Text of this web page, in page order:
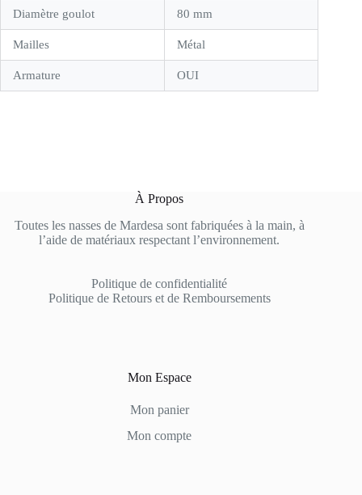
Diamètre goulot 80 mm
Mailles Métal
Armature OUI
À Propos
Toutes les nasses de Mardesa sont fabriquées à la main, à
l’aide de matériaux respectant l’environnement.
Politique de confidentialité
Politique de Retours et de Remboursements
Mon Espace
Mon panier
Mon compte